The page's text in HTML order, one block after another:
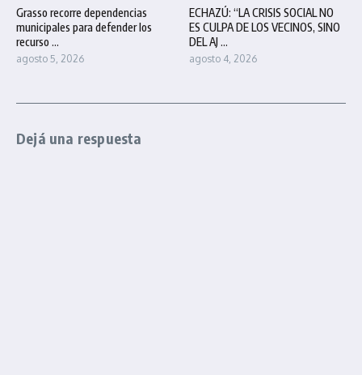
Grasso recorre dependencias
municipales para defender los
recurso ...
agosto 5, 2026
ECHAZÚ: “LA CRISIS SOCIAL NO
ES CULPA DE LOS VECINOS, SINO
DEL AJ ...
agosto 4, 2026
Dejá una respuesta